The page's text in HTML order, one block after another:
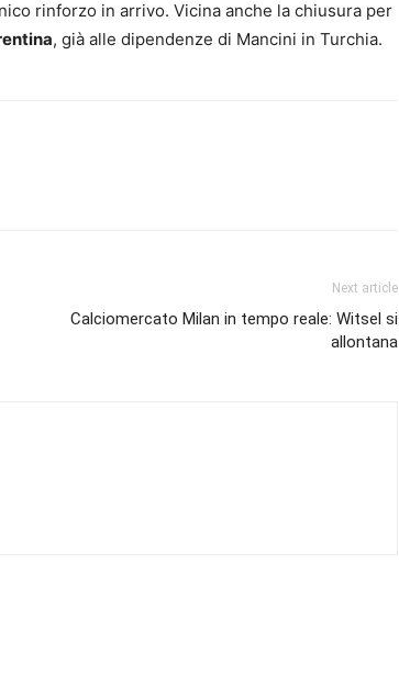
rinforzo in arrivo. Vicina anche la chiusura per
, già alle dipendenze di Mancini in Turchia.
Next article
Calciomercato Milan in tempo reale: Witsel si
allontana